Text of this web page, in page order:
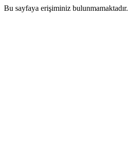
Bu sayfaya erişiminiz bulunmamaktadır.